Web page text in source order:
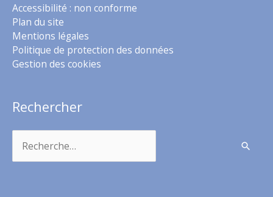
Accessibilité : non conforme
Plan du site
Mentions légales
Politique de protection des données
Gestion des cookies
Rechercher